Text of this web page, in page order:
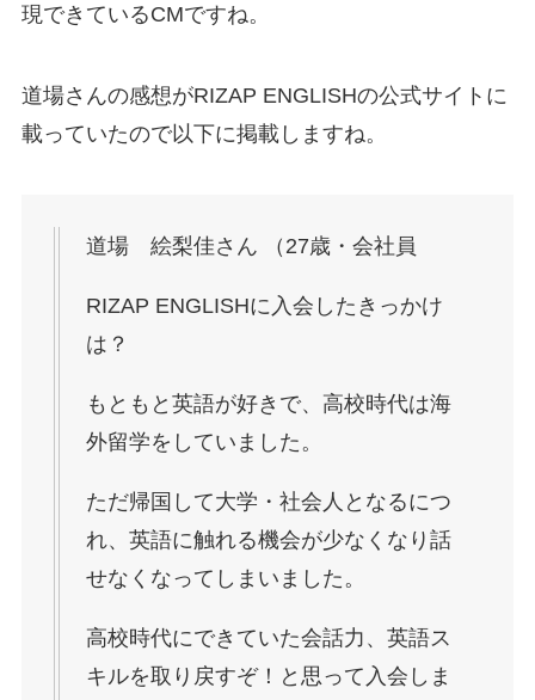
現できているCMですね。
道場さんの感想がRIZAP ENGLISHの公式サイトに
載っていたので以下に掲載しますね。
道場 絵梨佳さん （27歳・会社員
RIZAP ENGLISHに入会したきっかけ
は？
もともと英語が好きで、高校時代は海
外留学をしていました。
ただ帰国して大学・社会人となるにつ
れ、英語に触れる機会が少なくなり話
せなくなってしまいました。
高校時代にできていた会話力、英語ス
キルを取り戻すぞ！と思って入会しま